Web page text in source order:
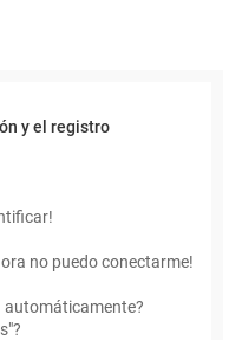
y el registro
no puedo conectarme!
automáticamente?